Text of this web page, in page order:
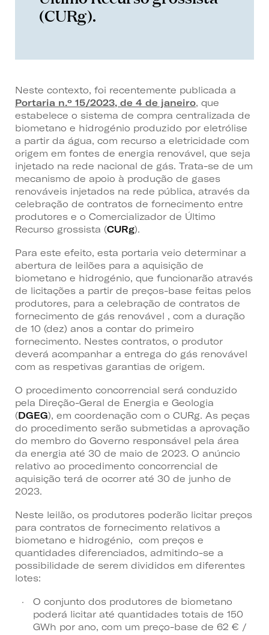
(CURg).
Neste contexto, foi recentemente publicada a
Portaria n.º 15/2023, de 4 de janeiro, que
estabelece o sistema de compra centralizada de
biometano e hidrogénio produzido por eletrólise
a partir da água, com recurso a eletricidade com
origem em fontes de energia renovável, que seja
injetado na rede nacional de gás. Trata-se de um
mecanismo de apoio à produção de gases
renováveis injetados na rede pública, através da
celebração de contratos de fornecimento entre
produtores e o Comercializador de Último
Recurso grossista (CURg).
Para este efeito, esta portaria veio determinar a
abertura de leilões para a aquisição de
biometano e hidrogénio, que funcionarão através
de licitações a partir de preços-base feitas pelos
produtores, para a celebração de contratos de
fornecimento de gás renovável , com a duração
de 10 (dez) anos a contar do primeiro
fornecimento. Nestes contratos, o produtor
deverá acompanhar a entrega do gás renovável
com as respetivas garantias de origem.
O procedimento concorrencial será conduzido
pela Direção-Geral de Energia e Geologia
(DGEG), em coordenação com o CURg. As peças
do procedimento serão submetidas a aprovação
do membro do Governo responsável pela área
da energia até 30 de maio de 2023. O anúncio
relativo ao procedimento concorrencial de
aquisição terá de ocorrer até 30 de junho de
2023.
Neste leilão, os produtores poderão licitar preços
para contratos de fornecimento relativos a
biometano e hidrogénio, com preços e
quantidades diferenciados, admitindo-se a
possibilidade de serem divididos em diferentes
lotes:
O conjunto dos produtores de biometano
poderá licitar até quantidades totais de 150
GWh por ano, com um preço-base de 62 € /